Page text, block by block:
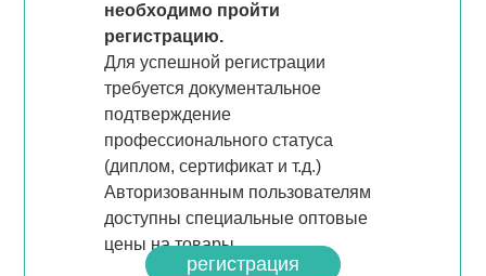
необходимо пройти
регистрацию.
Для успешной регистрации
требуется документальное
подтверждение
профессионального статуса
(диплом, сертификат и т.д.)
Авторизованным пользователям
доступны специальные оптовые
цены на товары.
регистрация